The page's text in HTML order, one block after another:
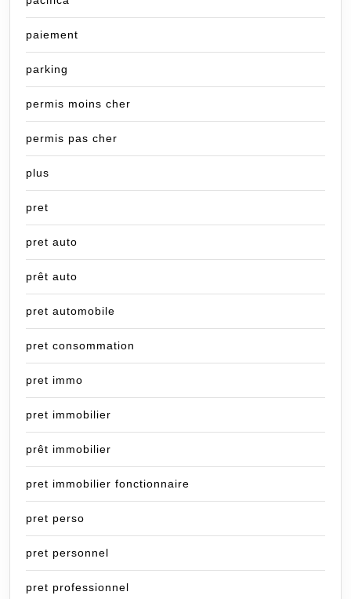
paiement
parking
permis moins cher
permis pas cher
plus
pret
pret auto
prêt auto
pret automobile
pret consommation
pret immo
pret immobilier
prêt immobilier
pret immobilier fonctionnaire
pret perso
pret personnel
pret professionnel